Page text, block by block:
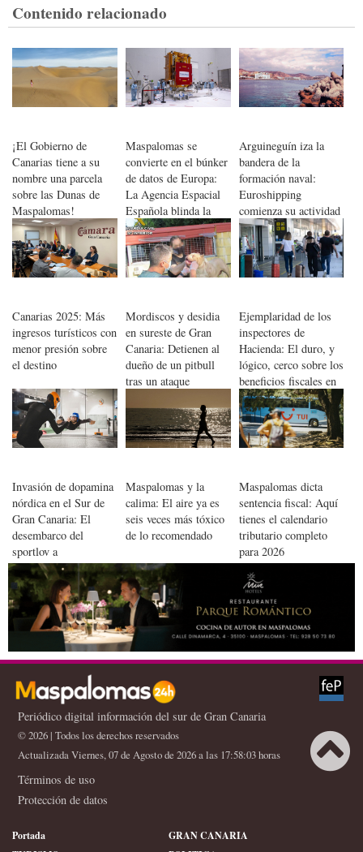
Contenido relacionado
¡El Gobierno de
Canarias tiene a su
nombre una parcela
sobre las Dunas de
Maspalomas!
Maspalomas se
convierte en el búnker
de datos de Europa:
La Agencia Espacial
Española blinda la
soberanía satelital
Arguineguín iza la
bandera de la
formación naval:
Euroshipping
comienza su actividad
en el sur de Gran
Canaria
Canarias 2025: Más
ingresos turísticos con
menor presión sobre
el destino
Mordiscos y desidia
en sureste de Gran
Canaria: Detienen al
dueño de un pitbull
tras un ataque
Ejemplaridad de los
inspectores de
Hacienda: El duro, y
lógico, cerco sobre los
beneficios fiscales en
el sur de Gran Canaria
Invasión de dopamina
nórdica en el Sur de
Gran Canaria: El
desembarco del
sportlov a
Maspalomas
Maspalomas y la
calima: El aire ya es
seis veces más tóxico
de lo recomendado
Maspalomas dicta
sentencia fiscal: Aquí
tienes el calendario
tributario completo
para 2026
Periódico digital información del sur de Gran Canaria
© 2026 | Todos los derechos reservados
Actualizada Viernes, 07 de Agosto de 2026 a las 17:58:03 horas
Términos de uso
Protección de datos
Portada
GRAN CANARIA